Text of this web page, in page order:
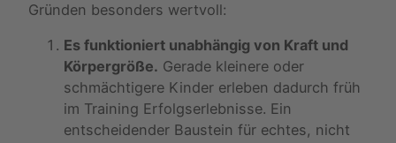
Gründen besonders wertvoll:
Es funktioniert unabhängig von Kraft und
Körpergröße. Gerade kleinere oder
schmächtigere Kinder erleben dadurch früh
im Training Erfolgserlebnisse. Ein
entscheidender Baustein für echtes, nicht